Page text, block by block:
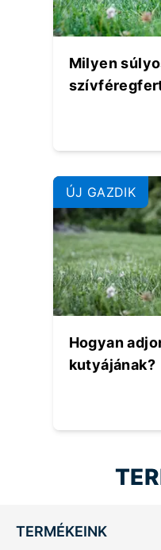
Milyen
ÚJ GAZDIK
Hogyan
kutyájának?
TERMÉKEINK